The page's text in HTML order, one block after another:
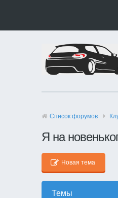
Список форумов
Я на
Новая тема
Темы